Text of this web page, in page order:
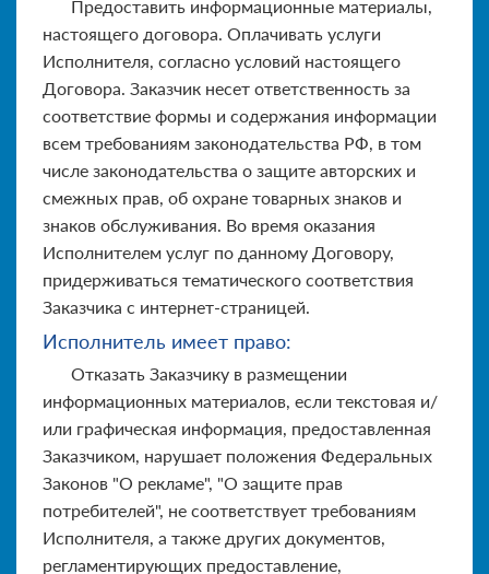
Предоставить информационные материалы,
настоящего договора. Оплачивать услуги
Исполнителя, согласно условий настоящего
Договора. Заказчик несет ответственность за
соответствие формы и содержания информации
всем требованиям законодательства РФ, в том
числе законодательства о защите авторских и
смежных прав, об охране товарных знаков и
знаков обслуживания. Во время оказания
Исполнителем услуг по данному Договору,
придерживаться тематического соответствия
Заказчика с интернет-страницей.
Исполнитель имеет право:
Отказать Заказчику в размещении
информационных материалов, если текстовая и/
или графическая информация, предоставленная
Заказчиком, нарушает положения Федеральных
Законов "О рекламе", "О защите прав
потребителей", не соответствует требованиям
Исполнителя, а также других документов,
регламентирующих предоставление,